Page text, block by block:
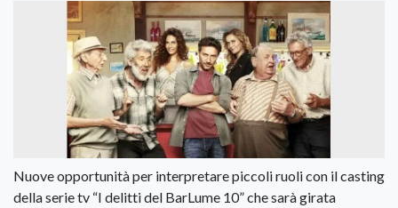
Nuove opportunità per interpretare piccoli ruoli con il casting
della serie tv “I delitti del BarLume 10” che sarà girata